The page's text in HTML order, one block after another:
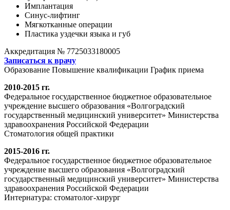
Имплантация
Синус-лифтинг
Мягкотканные операции
Пластика уздечки языка и губ
Аккредитация № 7725033180005
Записаться к врачу
Образование Повышение квалификации График приема
2010-2015 гг.
Федеральное государственное бюджетное образовательное
учреждение высшего образования «Волгоградский
государственный медицинский университет» Министерства
здравоохранения Российской Федерации
Стоматология общей практики
2015-2016 гг.
Федеральное государственное бюджетное образовательное
учреждение высшего образования «Волгоградский
государственный медицинский университет» Министерства
здравоохранения Российской Федерации
Интернатура: стоматолог-хирург